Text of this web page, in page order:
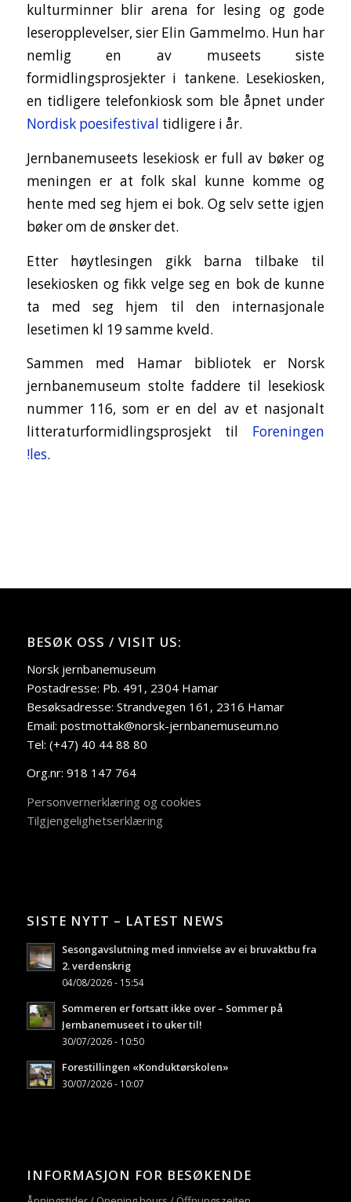
kulturminner blir arena for lesing og gode
leseropplevelser, sier Elin Gammelmo. Hun har
nemlig en av museets siste
formidlingsprosjekter i tankene. Lesekiosken,
en tidligere telefonkiosk som ble åpnet under
Nordisk poesifestival tidligere i år.
Jernbanemuseets lesekiosk er full av bøker og
meningen er at folk skal kunne komme og
hente med seg hjem ei bok. Og selv sette igjen
bøker om de ønsker det.
Etter høytlesingen gikk barna tilbake til
lesekiosken og fikk velge seg en bok de kunne
ta med seg hjem til den internasjonale
lesetimen kl 19 samme kveld.
Sammen med Hamar bibliotek er Norsk
jernbanemuseum stolte faddere til lesekiosk
nummer 116, som er en del av et nasjonalt
litteraturformidlingsprosjekt til Foreningen
!les.
BESØK OSS / VISIT US:
Norsk jernbanemuseum
Postadresse: Pb. 491, 2304 Hamar
Besøksadresse: Strandvegen 161, 2316 Hamar
Email: postmottak@norsk-jernbanemuseum.no
Tel: (+47) 40 44 88 80
Org.nr: 918 147 764
Personvernerklæring og cookies
Tilgjengelighetserklæring
SISTE NYTT – LATEST NEWS
Sesongavslutning med innvielse av ei bruvaktbu fra
2. verdenskrig
04/08/2026 - 15:54
Sommeren er fortsatt ikke over – Sommer på
Jernbanemuseet i to uker til!
30/07/2026 - 10:50
Forestillingen «Konduktørskolen»
30/07/2026 - 10:07
INFORMASJON FOR BESØKENDE